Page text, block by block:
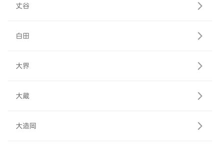
丈谷
白田
大界
大蔵
大造岡